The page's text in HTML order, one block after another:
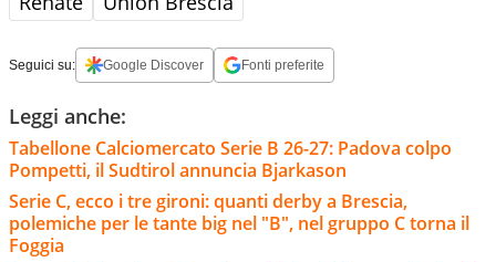
Seguici su: Google Discover Fonti preferite
Leggi anche:
Tabellone Calciomercato Serie B 26-27: Padova colpo
Pompetti, il Sudtirol annuncia Bjarkason
Serie C, ecco i tre gironi: quanti derby a Brescia,
polemiche per le tante big nel "B", nel gruppo C torna il
Foggia